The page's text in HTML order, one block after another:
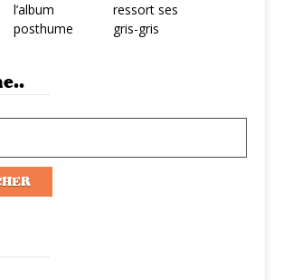
l’album
posthume
ressort ses
gris-gris